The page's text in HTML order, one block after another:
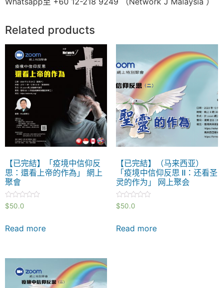
Related products
【已完結】「疫境中信仰反
思：還看上帝的作為」 網上
聚會
Rated
0
5
$50.0
Read more
【已完結】（马来西亚）
「疫境中信仰反思 II：还看圣
灵的作为」 网上聚会
Rated
0
5
$50.0
Read more